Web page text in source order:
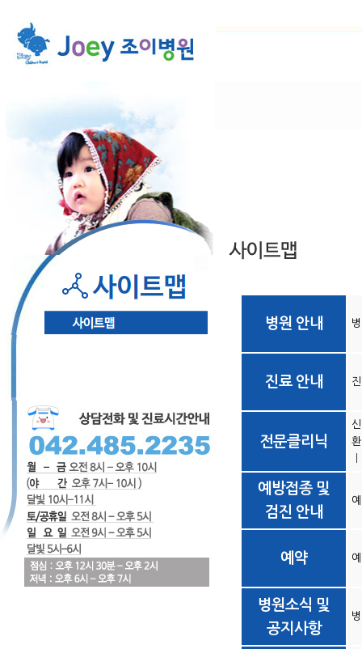
병원 안내
진료 안내
전문클리닉
환
예방접종 및
검진 안내
예약
병원소식 및
공지사항